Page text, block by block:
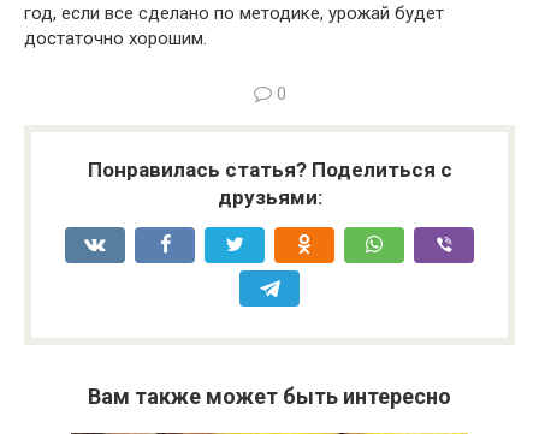
год, если все сделано по методике, урожай будет
достаточно хорошим.
0
Понравилась статья? Поделиться с
друзьями:
Вам также может быть интересно